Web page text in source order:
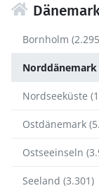
Bornholm
Norddänemark
Nordseeküste
Ostdänemark
Ostseeinseln
Seeland (3.301)